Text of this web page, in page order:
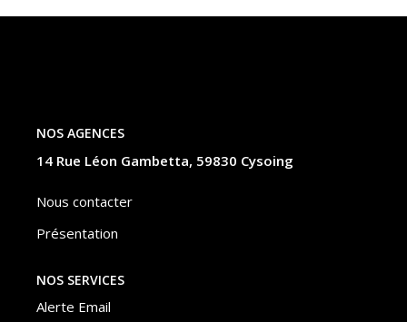
NOS AGENCES
14 Rue Léon Gambetta, 59830 Cysoing
Nous contacter
Présentation
NOS SERVICES
Alerte Email